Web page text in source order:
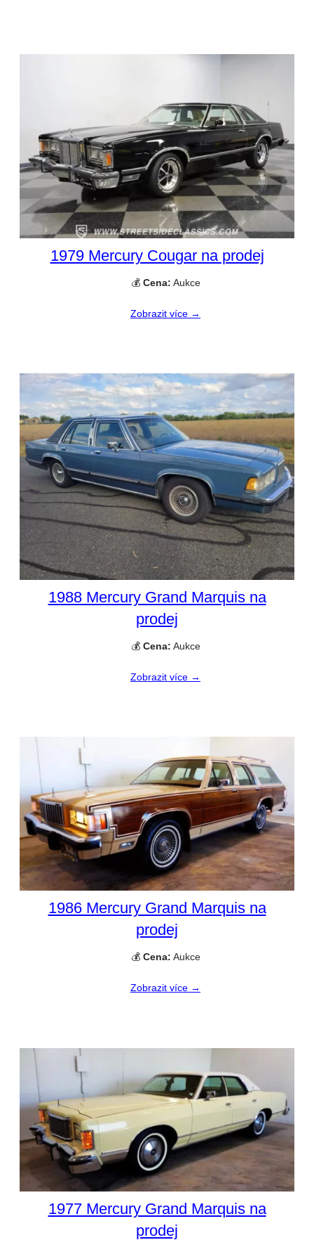
1979 Mercury Cougar na prodej
💰 Cena: Aukce
Zobrazit více →
1988 Mercury Grand Marquis na
prodej
💰 Cena: Aukce
Zobrazit více →
1986 Mercury Grand Marquis na
prodej
💰 Cena: Aukce
Zobrazit více →
1977 Mercury Grand Marquis na
prodej